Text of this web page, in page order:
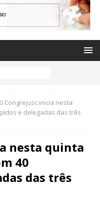
Congrejusc inicia nesta
e delegadas das três
nesta quinta
40
das três